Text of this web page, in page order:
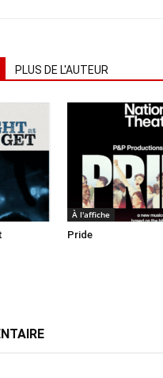
PLUS DE L'AUTEUR
À l'affiche
Pride